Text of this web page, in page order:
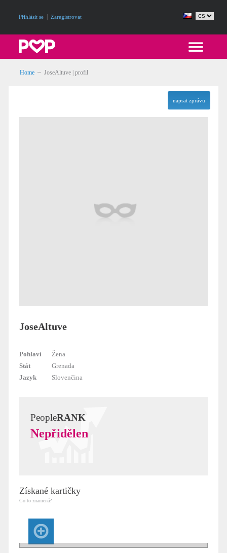
Přihlásit se Zaregistrovat
Home ~ JoseAltuve | profil
napsat zprávu
JoseAltuve
Pohlaví
Žena
Stát
Grenada
Jazyk
Slovenčina
PeopleRANK
Nepřidělen
Získané kartičky
Co to znamená?